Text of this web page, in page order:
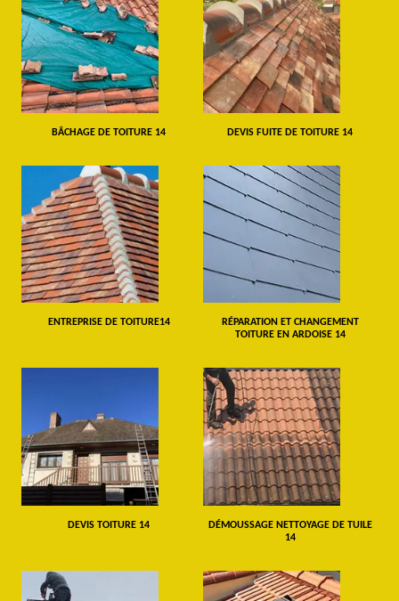
BÂCHAGE DE TOITURE 14 DEVIS FUITE DE TOITURE 14
ENTREPRISE DE TOITURE14
RÉPARATION ET CHANGEMENT
TOITURE EN ARDOISE 14
DEVIS TOITURE 14
DÉMOUSSAGE NETTOYAGE DE TUILE
14